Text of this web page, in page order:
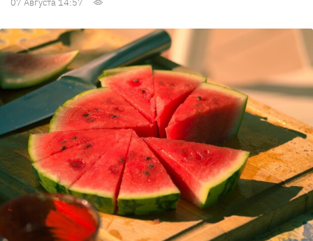
07 Августа 14:57